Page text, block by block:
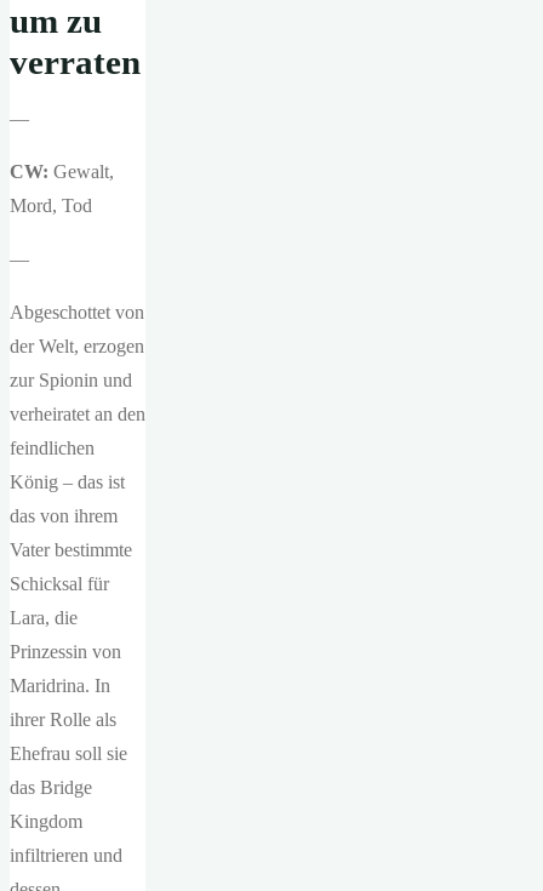
um zu
verraten
—
CW: Gewalt,
Mord, Tod
—
Abgeschottet von
der Welt, erzogen
zur Spionin und
verheiratet an den
feindlichen
König – das ist
das von ihrem
Vater bestimmte
Schicksal für
Lara, die
Prinzessin von
Maridrina. In
ihrer Rolle als
Ehefrau soll sie
das Bridge
Kingdom
infiltrieren und